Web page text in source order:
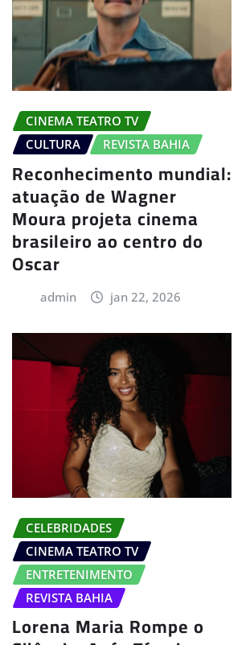
CINEMA TEATRO TV
CULTURA
REVISTA BAHIA
Reconhecimento mundial:
atuação de Wagner
Moura projeta cinema
brasileiro ao centro do
Oscar
admin jan 22, 2026
CELEBRIDADES
CINEMA TEATRO TV
ENTRETENIMENTO
REVISTA BAHIA
Lorena Maria Rompe o